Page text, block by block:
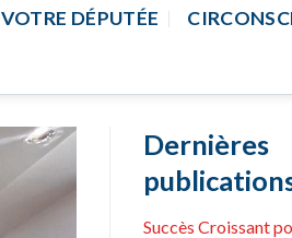
VOTRE DÉPUTÉE
Dernières
Succès Croissant